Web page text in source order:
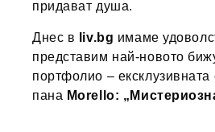
придават душа.
Днес в liv.bg имаме
представим най-новото
портфолио – ексклузивната
пана Morello: